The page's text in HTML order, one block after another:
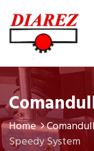
Home
Speedy System